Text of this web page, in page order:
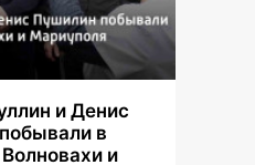
и Денис
в
и